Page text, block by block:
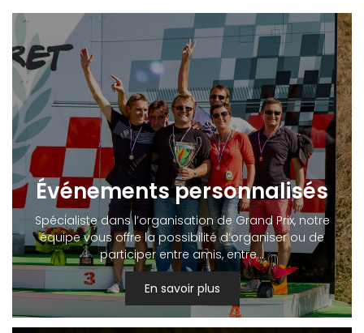
Événements personnalisés
Spécialiste dans l’organisation de Grand Prix, notre
équipe vous offre la possibilité d’organiser ou de
participer entre amis, entre…
En savoir plus